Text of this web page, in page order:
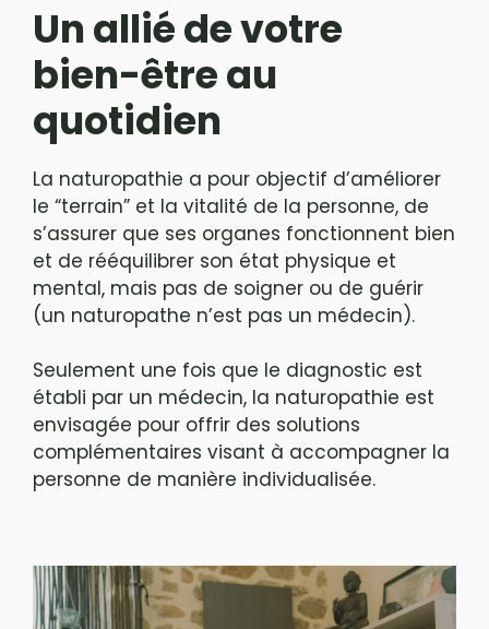
Un allié de votre
bien-être au
quotidien
La naturopathie a pour objectif d’améliorer
le “terrain” et la vitalité de la personne, de
s’assurer que ses organes fonctionnent bien
et de rééquilibrer son état physique et
mental, mais pas de soigner ou de guérir
(un naturopathe n’est pas un médecin).
Seulement une fois que le diagnostic est
établi par un médecin, la naturopathie est
envisagée pour offrir des solutions
complémentaires visant à accompagner la
personne de manière individualisée.